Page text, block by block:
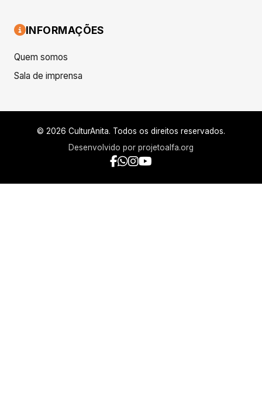
INFORMAÇÕES
Quem somos
Sala de imprensa
© 2026 CulturAnita. Todos os direitos reservados.
Desenvolvido por projetoalfa.org